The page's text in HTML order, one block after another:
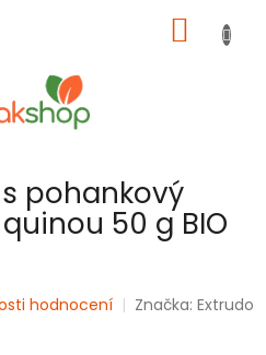
KOŠÍK
pohankový
50 g BIO
hodnocení Značka: Extrudo